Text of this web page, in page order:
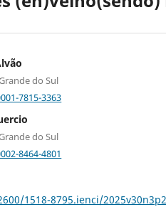
do Sul
7815-3363
do Sul
8464-4801
1518-8795.ienci/